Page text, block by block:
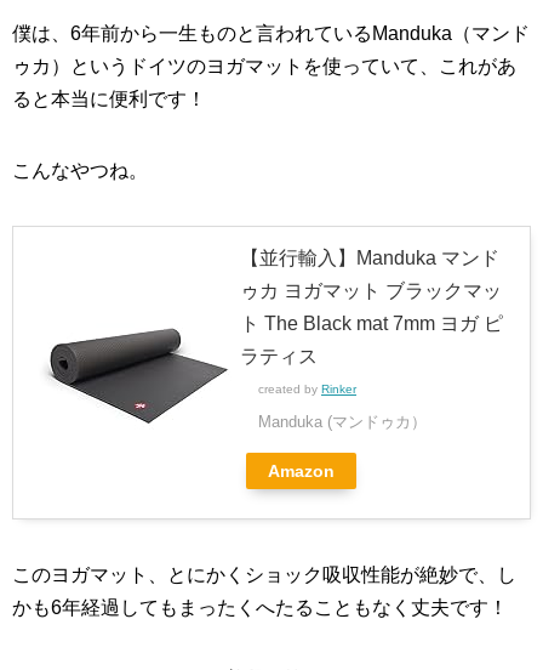
僕は、6年前から一生ものと言われているManduka（マンド
ゥカ）というドイツのヨガマットを使っていて、これがあ
ると本当に便利です！
こんなやつね。
【並行輸入】Manduka マンド
ゥカ ヨガマット ブラックマッ
ト The Black mat 7mm ヨガ ピ
ラティス
created by Rinker
Manduka (マンドゥカ）
Amazon
このヨガマット、とにかくショック吸収性能が絶妙で、し
かも6年経過してもまったくへたることもなく丈夫です！